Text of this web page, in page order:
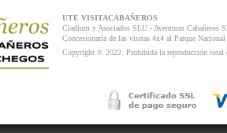
UTE VISITACABAÑEROS
Cladium y Asociados SLU - Aventuras Cabañeros
Concesionaria de las visitas 4x4 al Parque Nacional
Copyright © 2022. Prohibida la reproducción total